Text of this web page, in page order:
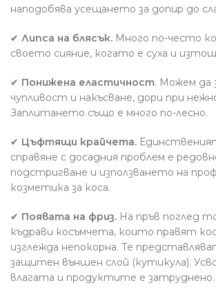
наподобява усещането за допир до
✔ Липса на блясък. Много по-често
своето сияние, когато е суха и
✔ Понижена еластичност. Можем да
чупливост и накъсване, дори при
Заплитането също е много по-лесно.
✔ Цъфтящи крайчета.
справяне с досадния проблем е
подстригване и използването на
козметика за коса.
✔ Появата на фриз. На пръв поглед
къдрави косъмчета, които правят
изглежда непокорна. Те
защитен външен слой (кутикула).
влагата и продуктите е затруднено.